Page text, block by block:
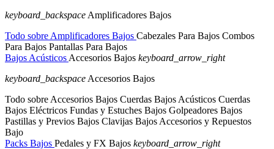
keyboard_backspace Amplificadores Bajos
Todo sobre Amplificadores Bajos Cabezales Para Bajos Combos
Para Bajos Pantallas Para Bajos
Bajos Acústicos Accesorios Bajos keyboard_arrow_right
keyboard_backspace Accesorios Bajos
Todo sobre Accesorios Bajos Cuerdas Bajos Acústicos Cuerdas
Bajos Eléctricos Fundas y Estuches Bajos Golpeadores Bajos
Pastillas y Previos Bajos Clavijas Bajos Accesorios y Repuestos
Bajo
Packs Bajos Pedales y FX Bajos keyboard_arrow_right